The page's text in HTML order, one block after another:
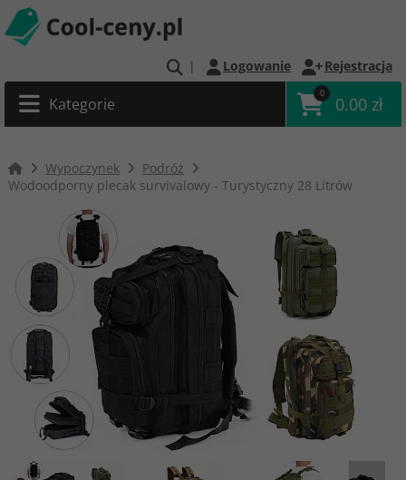
| Logowanie Rejestracja
Kategorie
0
0.00 zł
Wypoczynek
Podróż
Wodoodporny plecak survivalowy - Turystyczny 28 Litrów